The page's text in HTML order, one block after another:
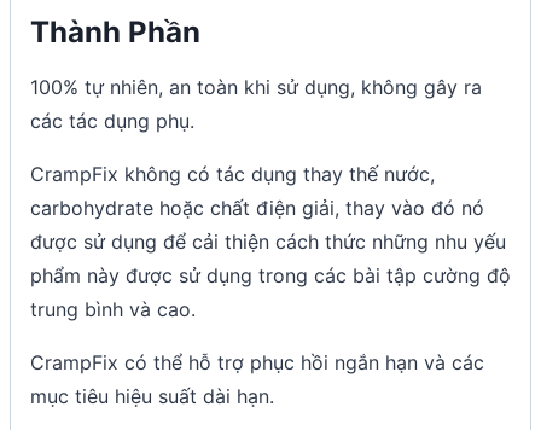
Thành Phần
100% tự nhiên, an toàn khi sử dụng, không gây ra
các tác dụng phụ.
CrampFix không có tác dụng thay thế nước,
carbohydrate hoặc chất điện giải, thay vào đó nó
được sử dụng để cải thiện cách thức những nhu yếu
phẩm này được sử dụng trong các bài tập cường độ
trung bình và cao.
CrampFix có thể hỗ trợ phục hồi ngắn hạn và các
mục tiêu hiệu suất dài hạn.